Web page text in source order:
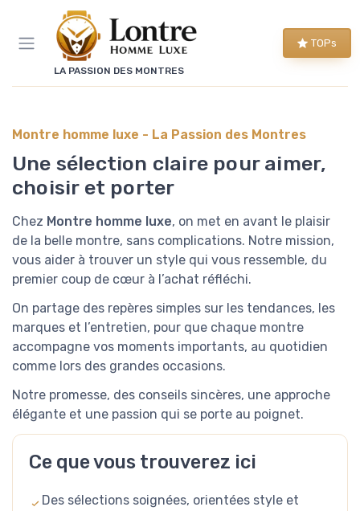
LA PASSION DES MONTRES
TOPs
Montre homme luxe - La Passion des Montres
Une sélection claire pour aimer,
choisir et porter
Chez Montre homme luxe, on met en avant le plaisir
de la belle montre, sans complications. Notre mission,
vous aider à trouver un style qui vous ressemble, du
premier coup de cœur à l’achat réfléchi.
On partage des repères simples sur les tendances, les
marques et l’entretien, pour que chaque montre
accompagne vos moments importants, au quotidien
comme lors des grandes occasions.
Notre promesse, des conseils sincères, une approche
élégante et une passion qui se porte au poignet.
Ce que vous trouverez ici
Des sélections soignées, orientées style et
Panneau de gestion des cookies